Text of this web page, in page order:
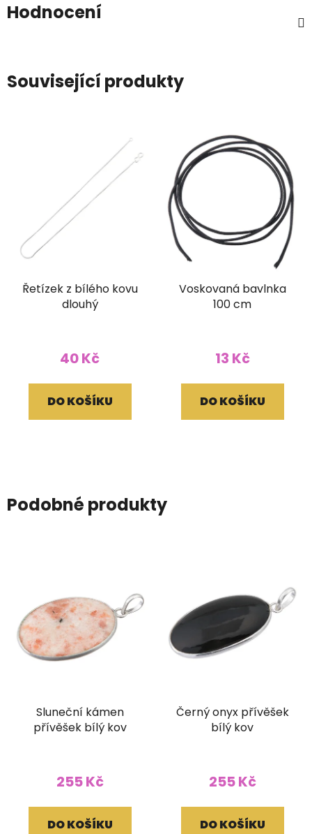
Hodnocení
Související produkty
Řetízek z bílého kovu
dlouhý
40 Kč
DO KOŠÍKU
Voskovaná bavlnka
100 cm
13 Kč
DO KOŠÍKU
Podobné produkty
Sluneční kámen
přívěšek bílý kov
255 Kč
DO KOŠÍKU
Černý onyx přívěšek
bílý kov
255 Kč
DO KOŠÍKU